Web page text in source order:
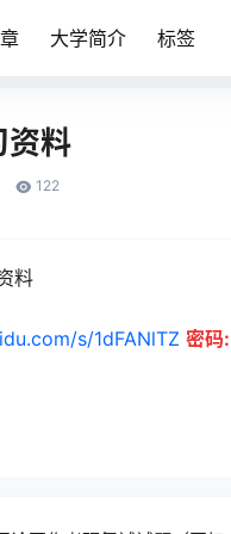
大学简介 标签
资料
122
料
s/1dFANlTZ 密码: